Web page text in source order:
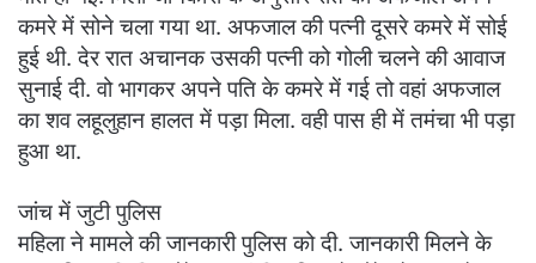
कमरे में सोने चला गया था. अफजाल की पत्नी दूसरे कमरे में सोई
हुई थी. देर रात अचानक उसकी पत्नी को गोली चलने की आवाज
सुनाई दी. वो भागकर अपने पति के कमरे में गई तो वहां अफजाल
का शव लहूलुहान हालत में पड़ा मिला. वही पास ही में तमंचा भी पड़ा
हुआ था.
जांच में जुटी पुलिस
महिला ने मामले की जानकारी पुलिस को दी. जानकारी मिलने के